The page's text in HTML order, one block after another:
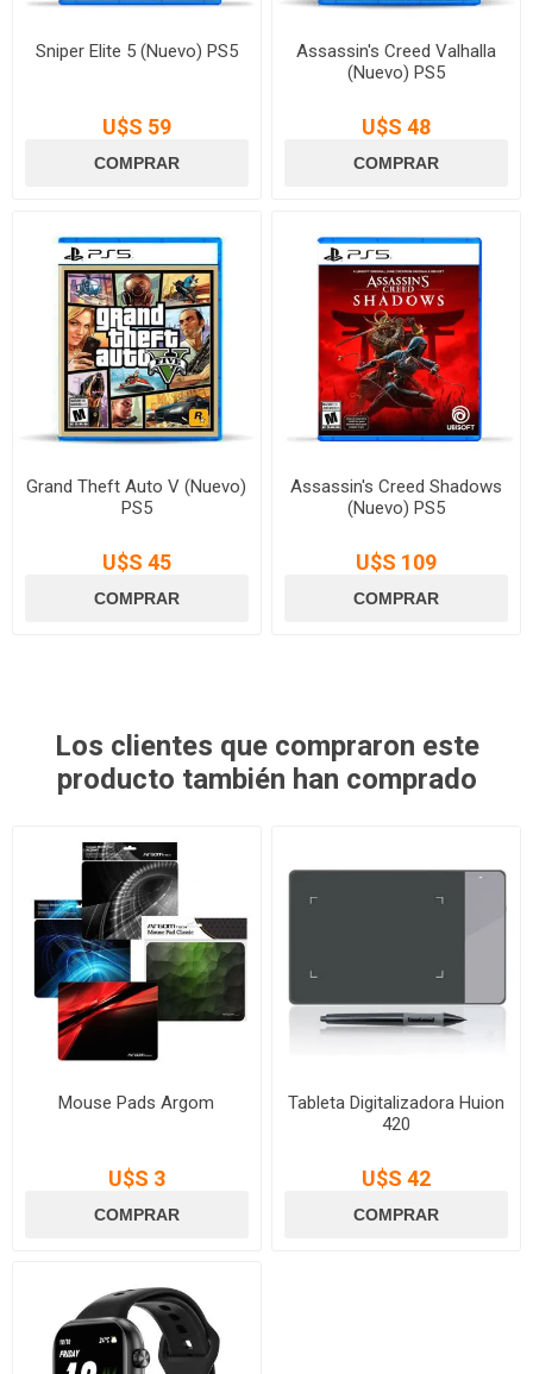
Sniper Elite 5 (Nuevo) PS5
U$S 59
Assassin's Creed Valhalla
(Nuevo) PS5
U$S 48
Grand Theft Auto V (Nuevo)
PS5
U$S 45
Assassin's Creed Shadows
(Nuevo) PS5
U$S 109
Los clientes que compraron este
producto también han comprado
Mouse Pads Argom
U$S 3
Tableta Digitalizadora Huion
420
U$S 42